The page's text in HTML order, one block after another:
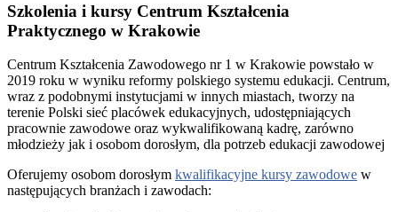
Szkolenia i kursy Centrum Kształcenia
Praktycznego w Krakowie
Centrum Kształcenia Zawodowego nr 1 w Krakowie powstało w
2019 roku w wyniku reformy polskiego systemu edukacji. Centrum,
wraz z podobnymi instytucjami w innych miastach, tworzy na
terenie Polski sieć placówek edukacyjnych, udostępniających
pracownie zawodowe oraz wykwalifikowaną kadrę, zarówno
młodzieży jak i osobom dorosłym, dla potrzeb edukacji zawodowej
Oferujemy osobom dorosłym kwalifikacyjne kursy zawodowe w
następujących branżach i zawodach: